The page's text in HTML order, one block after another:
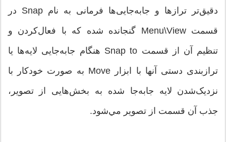
دقیق‌تر تراز‌ها و جابه‌جایی‌ها فرمانی به نام Snap در
قسمت Menu\View گنجانده شده که با فعال‌کردن و
تنظیم آن از قسمت Snap to هنگام جابه‌جایی لایه‌ها یا
ترازبندی دستی آنها با ابزار Move به صورت خودکار با
نزدیک‌شدن لایه جابه‌جا شده به بخش‌هایی از تصویر،
جذب آن قسمت از تصوير مي‌شود.